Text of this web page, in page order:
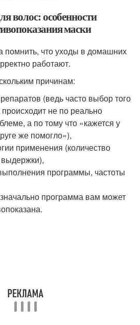
волос: особенности
маски
помнить, что уходы в домашних
работают.
причинам:
(ведь часто выбор того
не по реально
а по тому что «кажется у
же помогло»),
применения (количество
программы, частоты
программа вам может